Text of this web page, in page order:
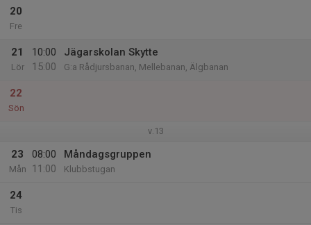
20
Fre
21
Lör
10:00
15:00
Jägarskolan Skytte
G:a Rådjursbanan, Mellebanan, Älgbanan
22
Sön
v.13
23
Mån
08:00
11:00
Måndagsgruppen
Klubbstugan
24
Tis